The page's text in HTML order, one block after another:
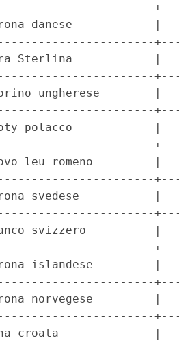
danese            |
Sterlina            |
ungherese        |
polacco            |
leu romeno         |
svedese           |
svizzero          |
islandese         |
norvegese         |
croata              |